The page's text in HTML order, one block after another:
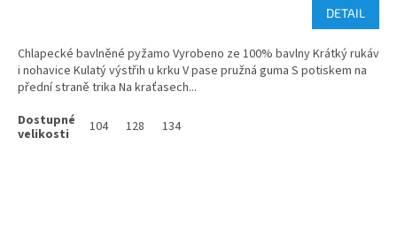
DETAIL
Chlapecké bavlněné pyžamo Vyrobeno ze 100% bavlny Krátký rukáv
i nohavice Kulatý výstřih u krku V pase pružná guma S potiskem na
přední straně trika Na kraťasech...
104 128 134